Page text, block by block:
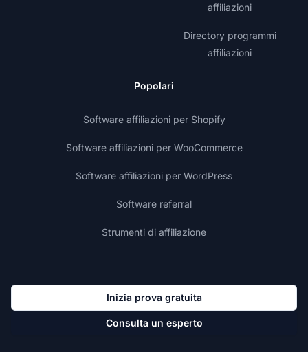
affiliazioni
Directory programmi
affiliazioni
Popolari
Software affiliazioni per Shopify
Software affiliazioni per WooCommerce
Software affiliazioni per WordPress
Software referral
Strumenti di affiliazione
Inizia prova gratuita
Consulta un esperto